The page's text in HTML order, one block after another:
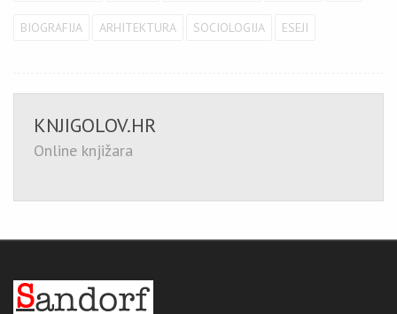
BIOGRAFIJA ARHITEKTURA SOCIOLOGIJA ESEJI
KNJIGOLOV.HR
Online knjižara